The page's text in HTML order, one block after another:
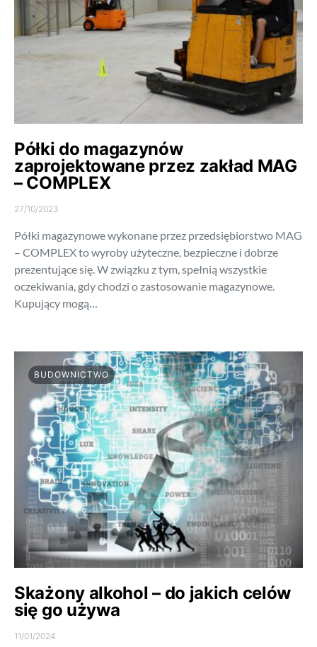
Półki do magazynów
zaprojektowane przez zakład MAG
– COMPLEX
27/10/2023
Półki magazynowe wykonane przez przedsiębiorstwo MAG
– COMPLEX to wyroby użyteczne, bezpieczne i dobrze
prezentujące się. W związku z tym, spełnią wszystkie
oczekiwania, gdy chodzi o zastosowanie magazynowe.
Kupujący mogą…
BUDOWNICTWO
Skażony alkohol – do jakich celów
się go używa
11/01/2024